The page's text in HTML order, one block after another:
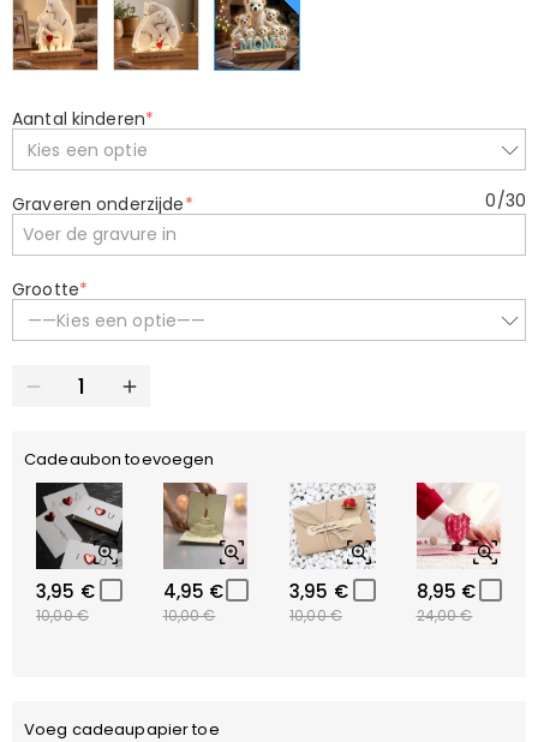
Aantal kinderen*
Kies een optie
Graveren onderzijde* 0/30
Grootte*
——Kies een optie——
Cadeaubon toevoegen
3,95 €
10,00 €
4,95 €
10,00 €
3,95 €
10,00 €
8,95 €
24,00 €
Voeg cadeaupapier toe